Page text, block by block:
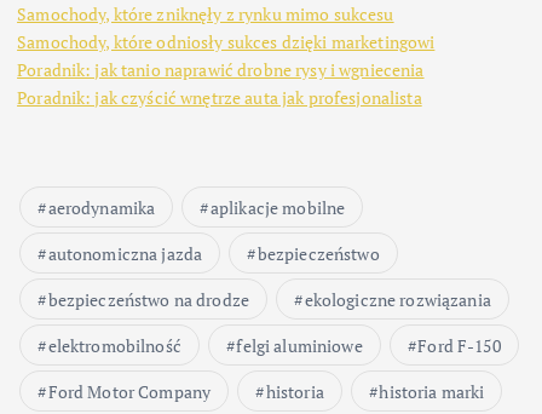
Samochody, które zniknęły z rynku mimo sukcesu
Samochody, które odniosły sukces dzięki marketingowi
Poradnik: jak tanio naprawić drobne rysy i wgniecenia
Poradnik: jak czyścić wnętrze auta jak profesjonalista
aerodynamika
aplikacje mobilne
autonomiczna jazda
bezpieczeństwo
bezpieczeństwo na drodze
ekologiczne rozwiązania
elektromobilność
felgi aluminiowe
Ford F-150
Ford Motor Company
historia
historia marki